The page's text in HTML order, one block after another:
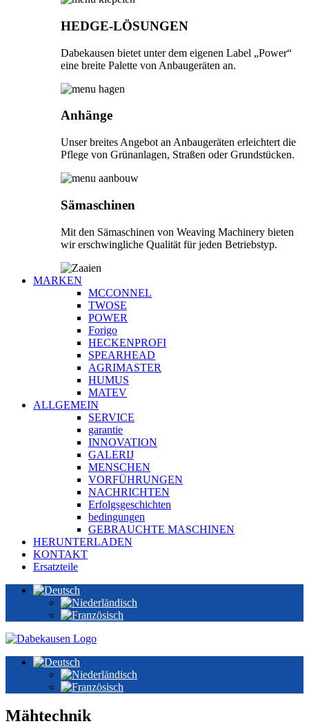
HEDGE-LÖSUNGEN
Dabekausen bietet unter dem eigenen Label „Power“
eine breite Palette von Anbaugeräten an.
Anhänge
Unser breites Angebot an Anbaugeräten erleichtert die
Pflege von Grünanlagen, Straßen oder Grundstücken.
Sämaschinen
Mit den Sämaschinen von Weaving Machinery bieten
wir erschwingliche Qualität für jeden Betriebstyp.
MARKEN
MCCONNEL
TWOSE
POWER
Forigo
HECKENPROFI
SPEARHEAD
AGRIMASTER
HUMUS
MATEV
ALLGEMEIN
SERVICE
garantie
INNOVATION
GALERIJ
MENSCHEN
VORFÜHRUNGEN
NACHRICHTEN
Erfolgsgeschichten
bedingungen
GEBRAUCHTE MASCHINEN
HERUNTERLADEN
KONTAKT
Ersatzteile
Mähtechnik